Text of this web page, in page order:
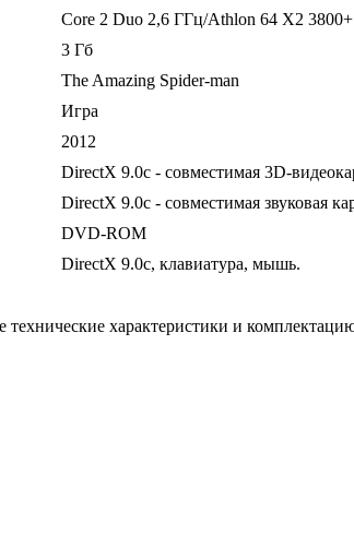
Core 2 Duo 2,6 ГГц/Athlon 64 X2 3800+
3 Гб
The Amazing Spider-man
Игра
2012
DirectX 9.0c - совместимая 3D-
DirectX 9.0c - совместимая звуковая
DVD-ROM
DirectX 9.0с, клавиатура, мышь.
технические характеристики и